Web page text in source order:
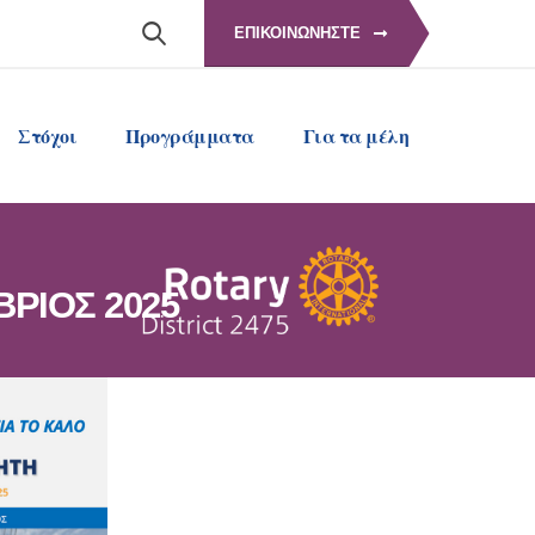
ΕΠΙΚΟΙΝΩΝΗΣΤΕ
Στόχοι Προγράμματα Για τα μέλη
2025